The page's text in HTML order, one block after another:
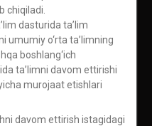
chiqiladi.
dasturida ta’lim
umumiy o‘rta ta’limning
boshlang‘ich
ta’limni davom ettirishi
murojaat etishlari
davom ettirish istagidagi